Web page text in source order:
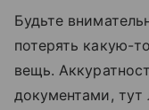
Будьте
потерять какую-
вещь.
документами, тут